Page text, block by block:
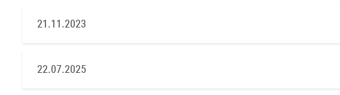
21.11.2023
22.07.2025